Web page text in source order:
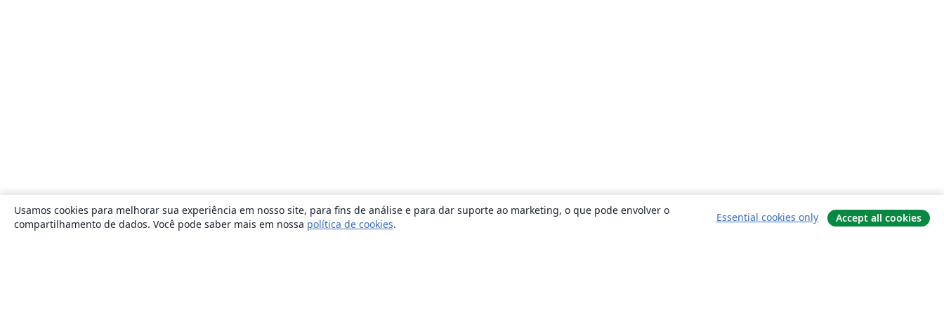
Usamos cookies para melhorar sua experiência em nosso site, para fins de análise e para dar suporte ao marketing, o que pode envolver o
compartilhamento de dados. Você pode saber mais em nossa política de cookies.
Essential cookies only Accept all cookies